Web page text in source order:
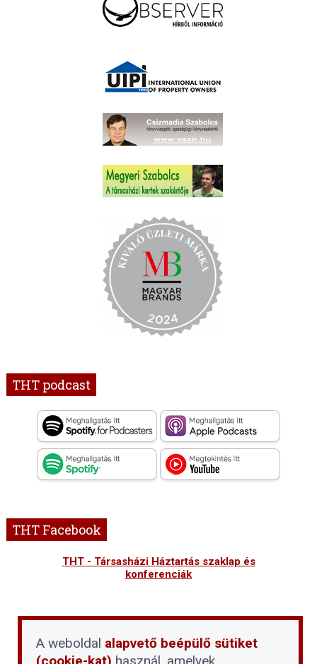
THT podcast
THT Facebook
THT - Társasházi Háztartás szaklap és
konferenciák
A weboldal alapvető beépülő sütiket